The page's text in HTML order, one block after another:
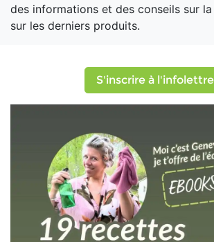
des informations et des conseils sur
sur les derniers produits.
S'inscrire à l'infolettre